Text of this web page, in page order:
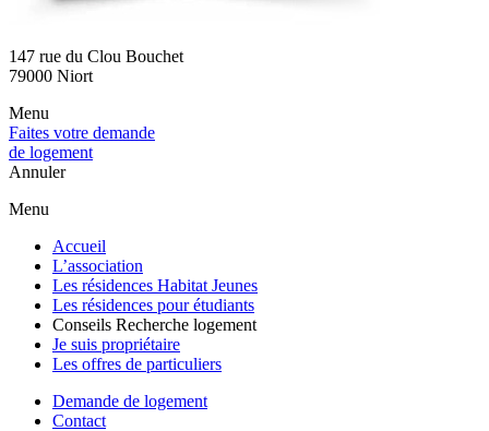
147 rue du Clou Bouchet
79000 Niort
Menu
Faites votre demande
de logement
Annuler
Menu
Accueil
L’association
Les résidences Habitat Jeunes
Les résidences pour étudiants
Conseils Recherche logement
Je suis propriétaire
Les offres de particuliers
Demande de logement
Contact